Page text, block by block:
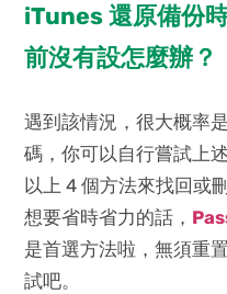
iTunes 還原備份
前沒有設怎麼辦？
遇到該情況，很大概率
碼，你可以自行嘗試上
以上 4 個方法來找回或
想要省時省力的話，
是首選方法啦，無須重
試吧。